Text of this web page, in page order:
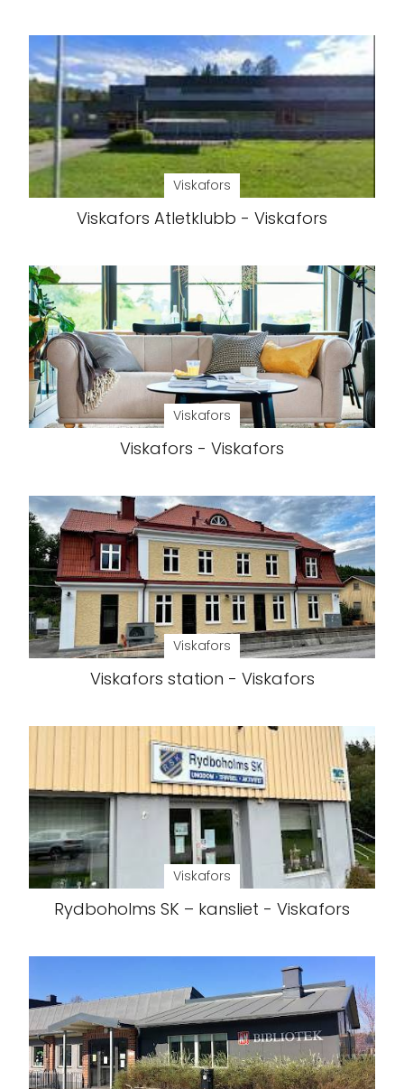
Viskafors
Viskafors Atletklubb - Viskafors
Viskafors
Viskafors - Viskafors
Viskafors
Viskafors station - Viskafors
Viskafors
Rydboholms SK – kansliet - Viskafors